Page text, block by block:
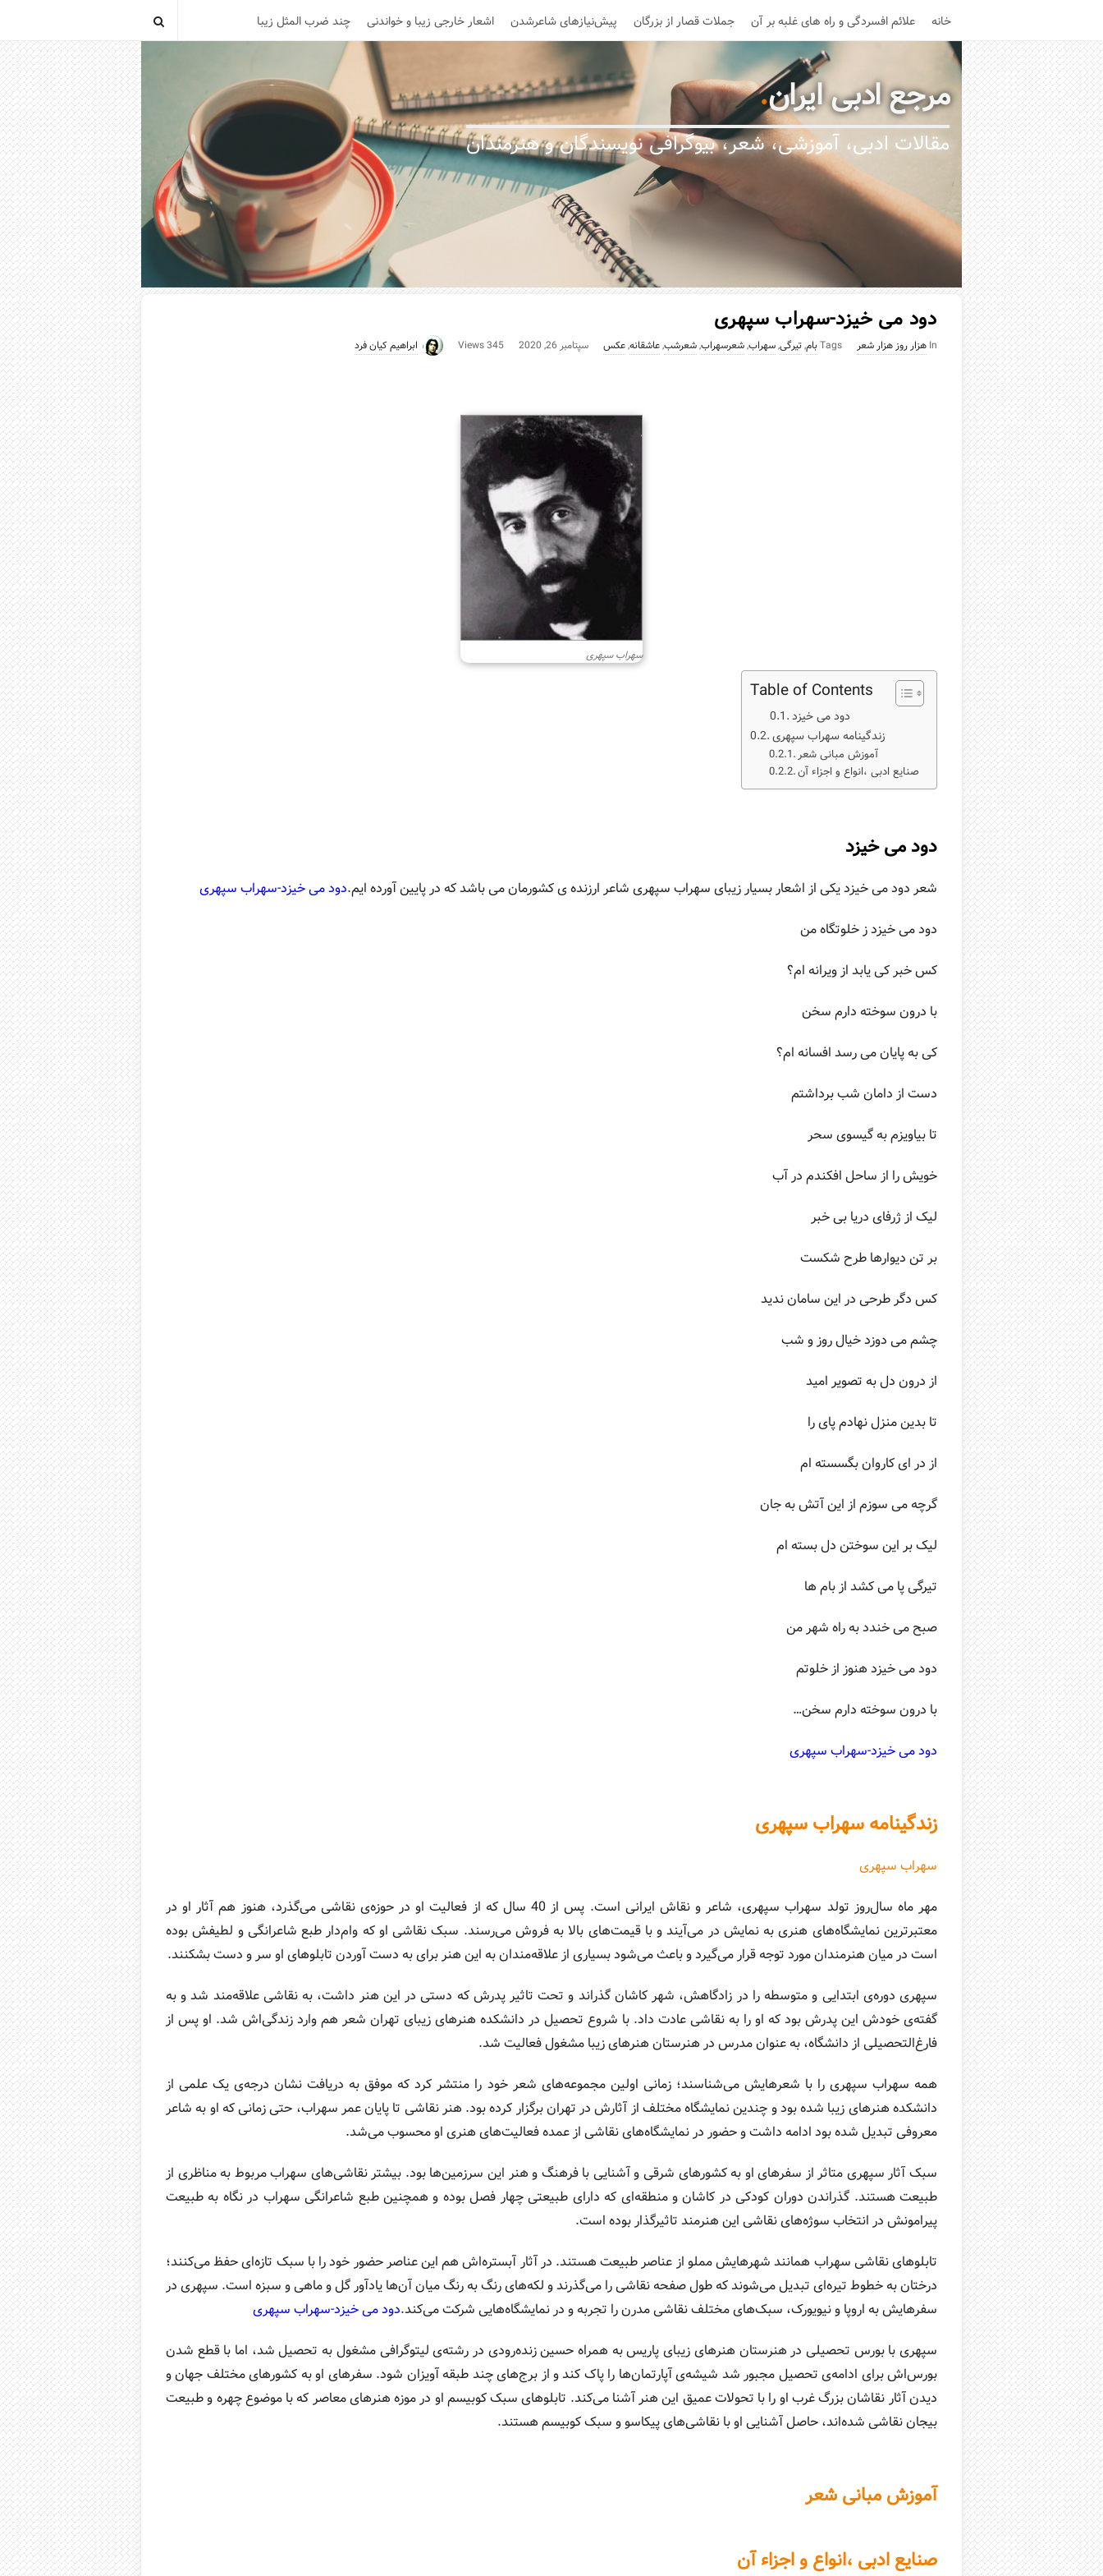
خانه علائم افسردگی و راه های غلبه بر آن جملات قصار از بزرگان پیش‌نیازهای شاعرشدن اشعار خارجی زیبا و خواندنی چند ضرب المثل زیبا
مرجع ادبی ایران.
مقالات ادبی، آموزشی، شعر، بیوگرافی نویسندگان و هنرمندان
دود می خیزد-سهراب سپهری
In هزار روز هزار شعر Tagsبام,تیرگی,سهراب,شعرسهراب,شعرشب,عاشقانه,عکس سپتامبر 26, 2020 345 Views ابراهیم کیان فرد
سهراب سپهری
Table of Contents
دود می خیزد
زندگینامه سهراب سپهری
آموزش مبانی شعر
صنایع ادبی ،انواع و اجزاء آن
دود می خیزد
شعر دود می خیزد یکی از اشعار بسیار زیبای سهراب سپهری شاعر ارزنده ی کشورمان می باشد که در پایین آورده ایم.دود می خیزد-سهراب سپهری
دود می خیزد ز خلوتگاه من
کس خبر کی یابد از ویرانه ام؟
با درون سوخته دارم سخن
کی به پایان می رسد افسانه ام؟
دست از دامان شب برداشتم
تا بیاویزم به گیسوی سحر
خویش را از ساحل افکندم در آب
لیک از ژرفای دریا بی خبر
بر تن دیوارها طرح شکست
کس دگر طرحی در این سامان ندید
چشم می دوزد خیال روز و شب
از درون دل به تصویر امید
تا بدین منزل نهادم پای را
از در ای کاروان بگسسته ام
گرچه می سوزم از این آتش به جان
لیک بر این سوختن دل بسته ام
تیرگی پا می کشد از بام ها
صبح می خندد به راه شهر من
دود می خیزد هنوز از خلوتم
با درون سوخته دارم سخن…
دود می خیزد-سهراب سپهری
زندگینامه سهراب سپهری
سهراب سپهری
مهر ماه سال‌روز تولد سهراب سپهری، شاعر و نقاش ایرانی است. پس از 40 سال که از فعالیت او در حوزه‌ی نقاشی می‌گذرد، هنوز هم آثار او در
معتبرترین نمایشگاه‌های هنری به نمایش در می‌آیند و با قیمت‌های بالا به فروش می‌رسند. سبک نقاشی او که وام‌دار طبع شاعرانگی و لطیفش بوده
است در میان هنرمندان مورد توجه قرار می‌گیرد و باعث می‌شود بسیاری از علاقه‌مندان به این هنر برای به دست آوردن تابلوهای او سر و دست بشکنند.
سپهری دوره‌ی ابتدایی و متوسطه را در زادگاهش، شهر کاشان گذراند و تحت تاثیر پدرش که دستی در این هنر داشت، به نقاشی علاقه‌مند شد و به
گفته‌ی خودش این پدرش بود که او را به نقاشی عادت داد. با شروع تحصیل در دانشکده هنرهای زیبای تهران شعر هم وارد زندگی‌اش شد. او پس از
فارغ‌التحصیلی از دانشگاه، به عنوان مدرس در هنرستان هنرهای زیبا مشغول فعالیت شد.
همه سهراب سپهری را با شعرهایش می‌شناسند؛ زمانی اولین مجموعه‌های شعر خود را منتشر کرد که موفق به دریافت نشان درجه‌ی یک علمی از
دانشکده هنرهای زیبا شده بود و چندین نمایشگاه مختلف از آثارش در تهران برگزار کرده بود. هنر نقاشی تا پایان عمر سهراب، حتی زمانی که او به شاعر
معروفی تبدیل شده بود ادامه داشت و حضور در نمایشگاه‌های نقاشی از عمده فعالیت‌های هنری او محسوب می‌شد.
سبک آثار سپهری متاثر از سفرهای او به کشورهای شرقی و آشنایی با فرهنگ و هنر این سرزمین‌ها بود. بیشتر نقاشی‌های سهراب مربوط به مناظری از
طبیعت هستند. گذراندن دوران کودکی در کاشان و منطقه‌ای که دارای طبیعتی چهار فصل بوده و همچنین طبع شاعرانگی سهراب در نگاه به طبیعت
پیرامونش در انتخاب سوژه‌های نقاشی این هنرمند تاثیرگذار بوده است.
تابلوهای نقاشی سهراب همانند شهرهایش مملو از عناصر طبیعت هستند. در آثار آبستره‌اش هم این عناصر حضور خود را با سبک تازه‌ای حفظ می‌کنند؛
درختان به خطوط تیره‌ای تبدیل می‌شوند که طول صفحه نقاشی را می‌گذرند و لکه‌های رنگ به رنگ میان آن‌ها یادآور گل و ماهی و سبزه است. سپهری در
سفرهایش به اروپا و نیویورک، سبک‌های مختلف نقاشی مدرن را تجربه و در نمایشگاه‌هایی شرکت می‌کند.دود می خیزد-سهراب سپهری
سپهری با بورس تحصیلی در هنرستان هنرهای زیبای پاریس به همراه حسین زنده‌رودی در رشته‌ی لیتوگرافی مشغول به تحصیل شد، اما با قطع شدن
بورس‌اش برای ادامه‌ی تحصیل مجبور شد شیشه‌ی آپارتمان‌ها را پاک کند و از برج‌های چند طبقه آویزان شود. سفرهای او به کشورهای مختلف جهان و
دیدن آثار نقاشان بزرگ غرب او را با تحولات عمیق این هنر آشنا می‌کند. تابلوهای سبک کوبیسم او در موزه هنرهای معاصر که با موضوع چهره و طبیعت
بیجان نقاشی شده‌اند، حاصل آشنایی او با نقاشی‌های پیکاسو و سبک کوبیسم هستند.
آموزش مبانی شعر
صنایع ادبی ،انواع و اجزاء آن